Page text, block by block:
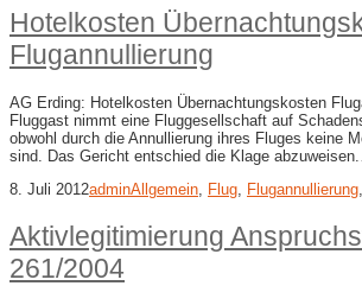
Hotelkosten
Flugannullierung
AG Erding: Hotelkosten Übernachtungskosten
Fluggast nimmt eine Fluggesellschaft auf
obwohl durch die Annullierung ihres Fluges keine
sind. Das Gericht entschied die Klage
8. Juli 2012adminAllgemein, Flug, Flugannullierung,
Aktivlegitimierung
261/2004